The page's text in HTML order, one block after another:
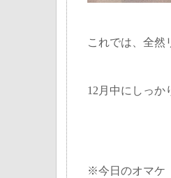
これでは、全然
12月中にしっか
※今日のオマケ